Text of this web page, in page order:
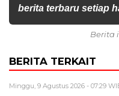
berita terbaru setiap
Berita
BERITA TERKAIT
Minggu, 9 Agustus 2026 - 07:29